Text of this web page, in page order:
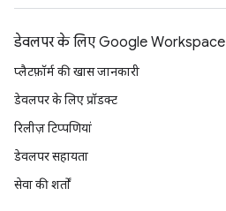
डेवलपर के लिए Google Workspace
प्लैटफ़ॉर्म की खास जानकारी
डेवलपर के लिए प्रॉडक्ट
रिलीज़ टिप्पणियां
डेवलपर सहायता
सेवा की शर्तों